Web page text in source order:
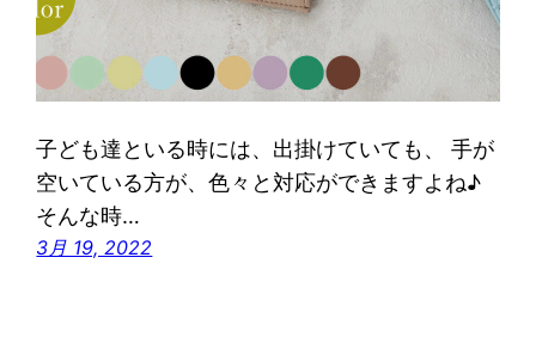
子ども達といる時には、出掛けていても、 手が
空いている方が、色々と対応ができますよね♪
そんな時…
3月 19, 2022